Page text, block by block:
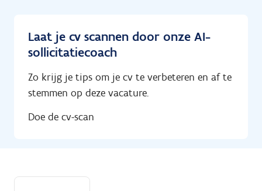
Laat je cv scannen door onze AI-
sollicitatiecoach
Zo krijg je tips om je cv te verbeteren en af te
stemmen op deze vacature.
Doe de cv-scan